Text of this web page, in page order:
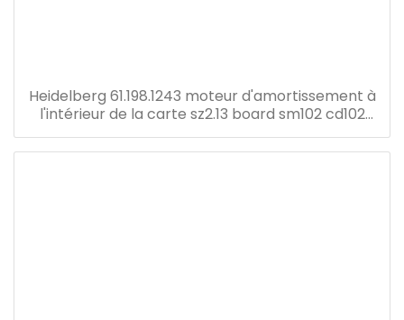
Heidelberg 61.198.1243 moteur d'amortissement à
l'intérieur de la carte sz2.13 board sm102 cd102